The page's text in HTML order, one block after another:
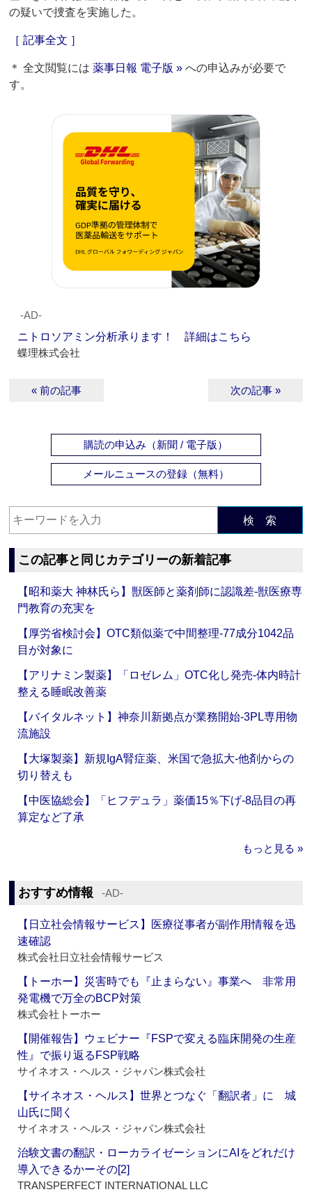
の疑いで捜査を実施した。
［ 記事全文 ］
＊ 全文閲覧には薬事日報 電子版 » への申込みが必要で
す。
‐AD‐
ニトロソアミン分析承ります！ 詳細はこちら
蝶理株式会社
« 前の記事 次の記事 »
購読の申込み（新聞 / 電子版）
メールニュースの登録（無料）
検 索
この記事と同じカテゴリーの新着記事
【昭和薬大 神林氏ら】獣医師と薬剤師に認識差‐獣医療専
門教育の充実を
【厚労省検討会】OTC類似薬で中間整理‐77成分1042品
目が対象に
【アリナミン製薬】「ロゼレム」OTC化し発売‐体内時計
整える睡眠改善薬
【バイタルネット】神奈川新拠点が業務開始‐3PL専用物
流施設
【大塚製薬】新規IgA腎症薬、米国で急拡大‐他剤からの
切り替えも
【中医協総会】「ヒフデュラ」薬価15％下げ‐8品目の再
算定など了承
もっと見る »
おすすめ情報 ‐AD‐
【日立社会情報サービス】医療従事者が副作用情報を迅
速確認
株式会社日立社会情報サービス
【トーホー】災害時でも『止まらない』事業へ 非常用
発電機で万全のBCP対策
株式会社トーホー
【開催報告】ウェビナー『FSPで変える臨床開発の生産
性』で振り返るFSP戦略
サイネオス・ヘルス・ジャパン株式会社
【サイネオス・ヘルス】世界とつなぐ「翻訳者」に 城
山氏に聞く
サイネオス・ヘルス・ジャパン株式会社
治験文書の翻訳・ローカライゼーションにAIをどれだけ
導入できるかーその[2]
TRANSPERFECT INTERNATIONAL LLC